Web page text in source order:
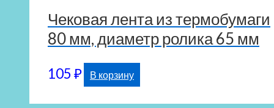
Чековая лента из термобумаги
80 мм, диаметр ролика 65 мм
105 ₽ В корзину